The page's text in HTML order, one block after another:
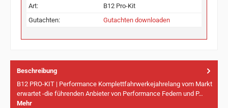
Art:
B12 Pro-Kit
Gutachten:
Gutachten downloaden
Beschreibung
B12 PRO-KIT | Performance Komplettfahrwerkejahrelang vom Markt
erwartet -die führenden Anbieter von Performance Federn und P…
Mehr